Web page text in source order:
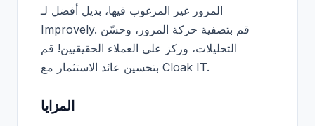
المرور غير المرغوب فيها، بديل أفضل لـ
Improvely. قم بتصفية حركة المرور، وحسّن
التحليلات، وركز على العملاء الحقيقيين! قم
بتحسين عائد الاستثمار مع Cloak IT.
المزايا